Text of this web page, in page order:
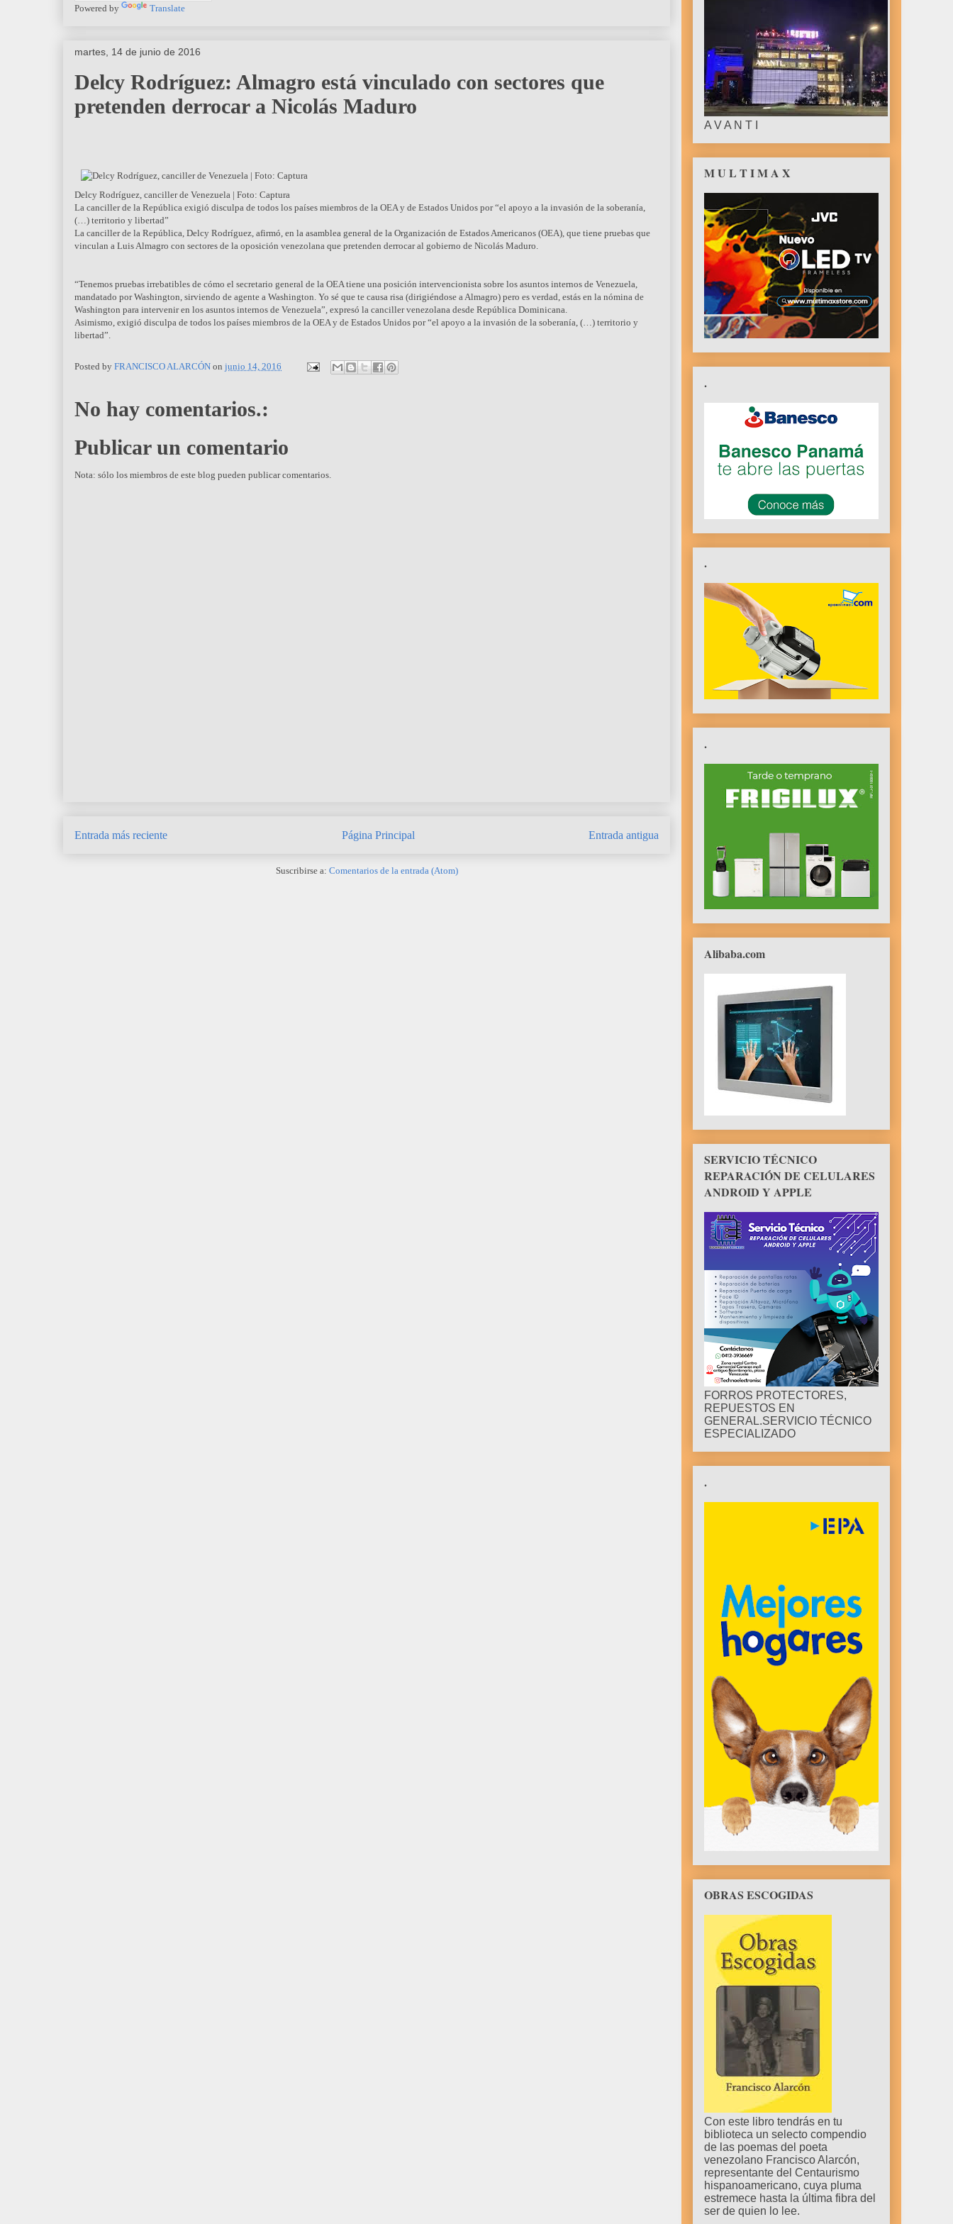
Powered by Translate
martes, 14 de junio de 2016
Delcy Rodríguez: Almagro está vinculado con sectores que
pretenden derrocar a Nicolás Maduro
Delcy Rodríguez, canciller de Venezuela | Foto: Captura
La canciller de la República exigió disculpa de todos los países miembros de la OEA y de Estados Unidos por “el apoyo a la invasión de la soberanía,
(…) territorio y libertad”
La canciller de la República, Delcy Rodríguez, afirmó, en la asamblea general de la Organización de Estados Americanos (OEA), que tiene pruebas que
vinculan a Luis Almagro con sectores de la oposición venezolana que pretenden derrocar al gobierno de Nicolás Maduro.
“Tenemos pruebas irrebatibles de cómo el secretario general de la OEA tiene una posición intervencionista sobre los asuntos internos de Venezuela,
mandatado por Washington, sirviendo de agente a Washington. Yo sé que te causa risa (dirigiéndose a Almagro) pero es verdad, estás en la nómina de
Washington para intervenir en los asuntos internos de Venezuela”, expresó la canciller venezolana desde República Dominicana.
Asimismo, exigió disculpa de todos los países miembros de la OEA y de Estados Unidos por “el apoyo a la invasión de la soberanía, (…) territorio y
libertad”.
Posted by FRANCISCO ALARCÓN on junio 14, 2016
No hay comentarios.:
Publicar un comentario
Nota: sólo los miembros de este blog pueden publicar comentarios.
Entrada más reciente Entrada antigua
Página Principal
Suscribirse a: Comentarios de la entrada (Atom)
A V A N T I
M U L T I M A X
.
.
.
Alibaba.com
SERVICIO TÉCNICO
REPARACIÓN DE CELULARES
ANDROID Y APPLE
FORROS PROTECTORES,
REPUESTOS EN
GENERAL.SERVICIO TÉCNICO
ESPECIALIZADO
.
OBRAS ESCOGIDAS
Con este libro tendrás en tu
biblioteca un selecto compendio
de las poemas del poeta
venezolano Francisco Alarcón,
representante del Centaurismo
hispanoamericano, cuya pluma
estremece hasta la última fibra del
ser de quien lo lee.